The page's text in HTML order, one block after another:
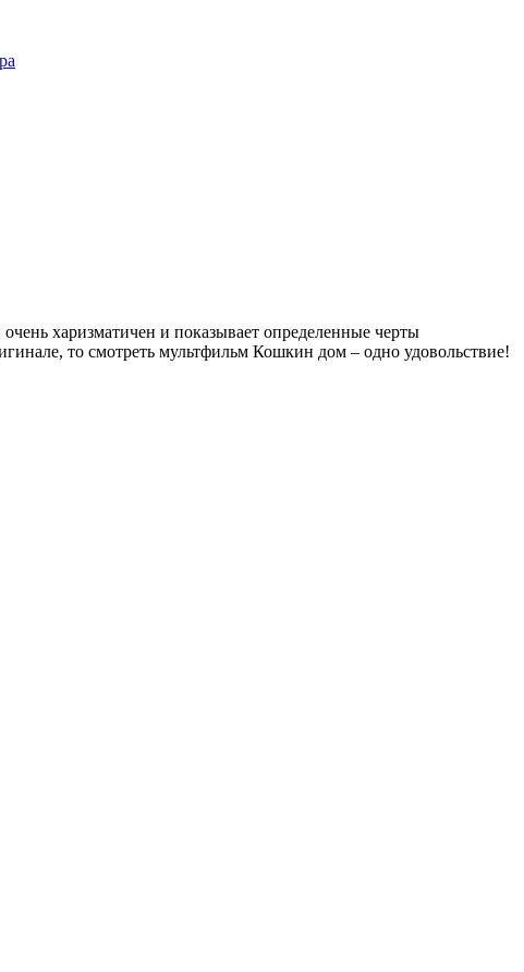
харизматичен и показывает определенные черты
то смотреть мультфильм Кошкин дом – одно удовольствие!